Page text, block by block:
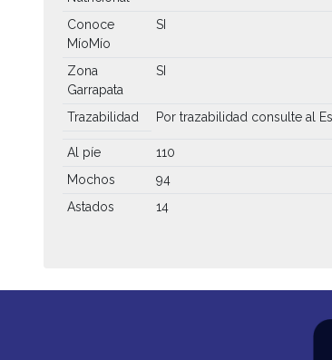
Conoce
MíoMío
SI
Zona
Garrapata
SI
Trazabilidad Por trazabilidad consulte al
Al píe
110
Mochos
94
Astados
14